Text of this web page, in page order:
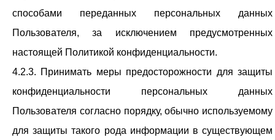
способами переданных персональных данных
Пользователя, за исключением предусмотренных
настоящей Политикой конфиденциальности.
4.2.3. Принимать меры предосторожности для защиты
конфиденциальности персональных данных
Пользователя согласно порядку, обычно используемому
для защиты такого рода информации в существующем